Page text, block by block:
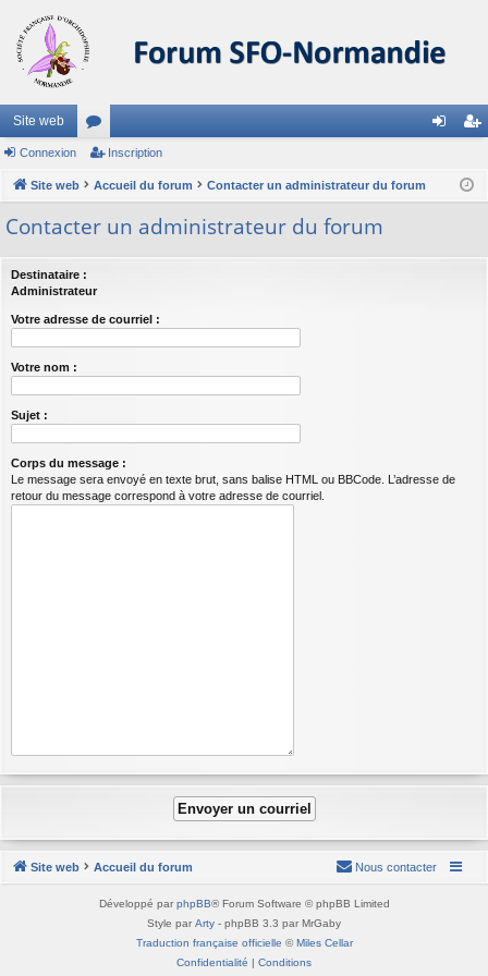
Site web
or
u cri
Connexion Inscription
Site web Accueil du forum Contacter un administrateur du forum
Contacter un administrateur du forum
Destinataire :
Administrateur
Votre adresse de courriel :
Votre nom :
Sujet :
Corps du message :
Le message sera envoyé en texte brut, sans balise HTML ou BBCode. L’adresse de
retour du message correspond à votre adresse de courriel.
Site web Accueil du forum Nous contacter
Développé par phpBB® Forum Software © phpBB Limited
Style par Arty - phpBB 3.3 par MrGaby
Traduction française officielle ©Miles Cellar
Confidentialité | Conditions